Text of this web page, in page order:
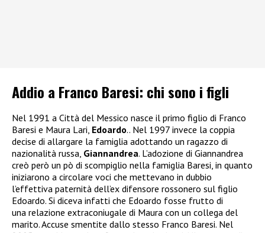
Addio a Franco Baresi: chi sono i figli
Nel 1991 a Città del Messico nasce il primo figlio di Franco
Baresi e Maura Lari, Edoardo.. Nel 1997 invece la coppia
decise di allargare la famiglia adottando un ragazzo di
nazionalità russa, Giannandrea. L’adozione di Giannandrea
creò però un pò di scompiglio nella famiglia Baresi, in quanto
iniziarono a circolare voci che mettevano in dubbio
l’effettiva paternità dell’ex difensore rossonero sul figlio
Edoardo. Si diceva infatti che Edoardo fosse frutto di
una relazione extraconiugale di Maura con un collega del
marito. Accuse smentite dallo stesso Franco Baresi. Nel